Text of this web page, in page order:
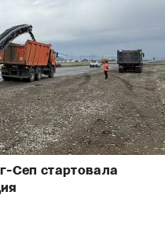
Сеп стартовала